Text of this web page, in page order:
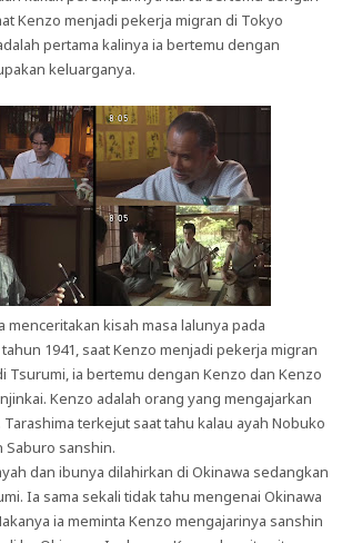
Kenzo menjadi pekerja migran di Tokyo
pertama kalinya ia bertemu dengan
keluarganya.
menceritakan kisah masa lalunya pada
1941, saat Kenzo menjadi pekerja migran
Tsurumi, ia bertemu dengan Kenzo dan Kenzo
Kenzo adalah orang yang mengajarkan
terkejut saat tahu kalau ayah Nobuko
Saburo sanshin.
dan ibunya dilahirkan di Okinawa sedangkan
Ia sama sekali tidak tahu mengenai Okinawa
ia meminta Kenzo mengajarinya sanshin